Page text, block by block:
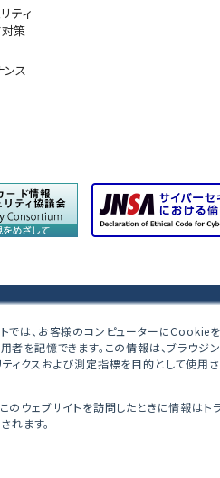
では、お客様のコンピューターにCookie
者を記憶できます。この情報は、ブラウ
ィクスおよび測定指標を目的として使用
のウェブサイトを訪問したときに情報は
れます。
ティ
策
ス
ィ
1 野村不動産西新宿共同ビル 4F